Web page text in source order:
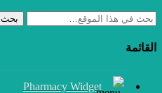
بحث
القائمة
Pharmacy Widget